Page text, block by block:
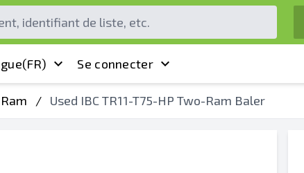
(FR) Se connecter
/ Used IBC TR11-T75-HP Two-Ram Baler